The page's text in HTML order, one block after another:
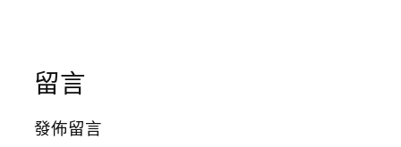
留言
發佈留言